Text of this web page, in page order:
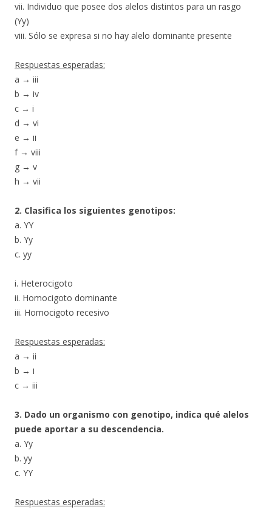
vii. Individuo que posee dos alelos distintos para un rasgo
(Yy)
viii. Sólo se expresa si no hay alelo dominante presente
Respuestas esperadas:
a → iii
b → iv
c → i
d → vi
e → ii
f → viii
g → v
h → vii
2. Clasifica los siguientes genotipos:
a. YY
b. Yy
c. yy
i. Heterocigoto
ii. Homocigoto dominante
iii. Homocigoto recesivo
Respuestas esperadas:
a → ii
b → i
c → iii
3. Dado un organismo con genotipo, indica qué alelos
puede aportar a su descendencia.
a. Yy
b. yy
c. YY
Respuestas esperadas: